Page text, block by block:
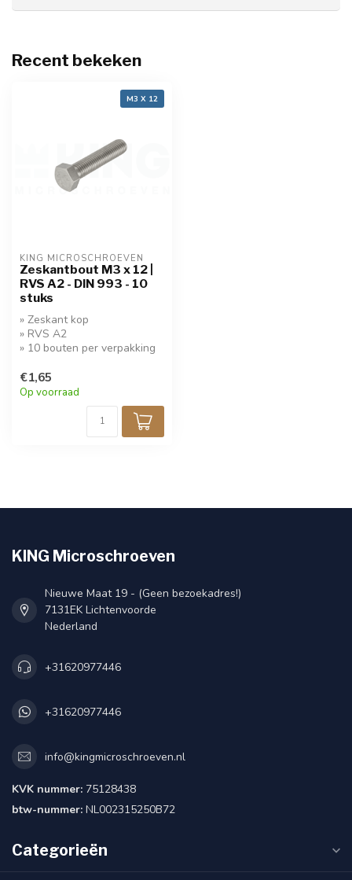
Recent bekeken
M3 X 12
KING MICROSCHROEVEN
Zeskantbout M3 x 12 |
RVS A2 - DIN 993 - 10
stuks
» Zeskant kop
» RVS A2
» 10 bouten per verpakking
€1,65
Op voorraad
KING Microschroeven
Nieuwe Maat 19 - (Geen bezoekadres!)
7131EK Lichtenvoorde
Nederland
+31620977446
+31620977446
info@kingmicroschroeven.nl
KVK nummer: 75128438
btw-nummer: NL002315250B72
Categorieën